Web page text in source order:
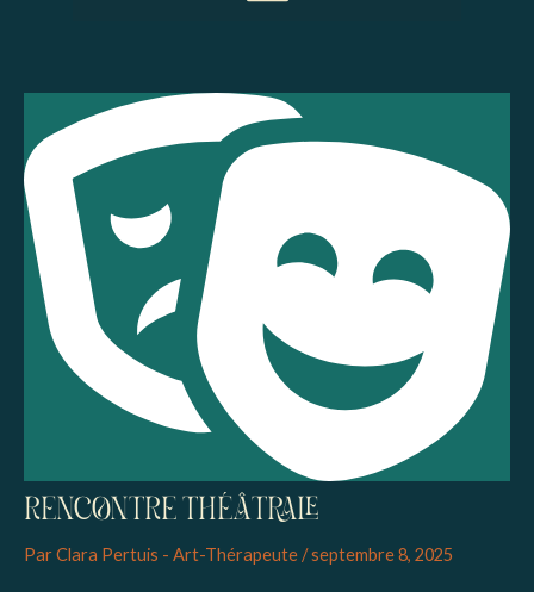
RENCONTRE THÉÂTRALE
ParClara Pertuis - Art-Thérapeute/septembre 8, 2025